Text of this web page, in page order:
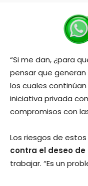
“Si me dan, ¿para
pensar que generan
los cuales
iniciativa privada
compromisos con
Los riesgos de
contra el deseo
trabajar. “Es un